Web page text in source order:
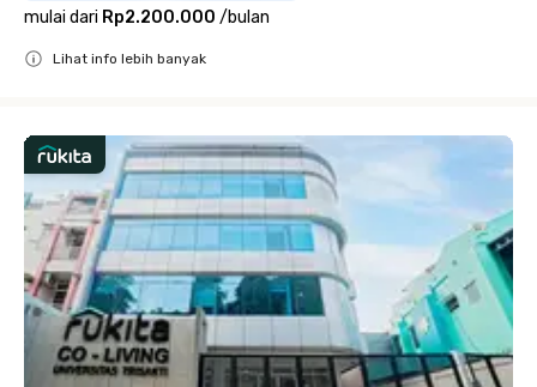
mulai dari Rp2.200.000 /bulan
Lihat info lebih banyak